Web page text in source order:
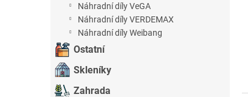
Náhradní díly VeGA
Náhradní díly VERDEMAX
Náhradní díly Weibang
Ostatní
Skleníky
Zahrada